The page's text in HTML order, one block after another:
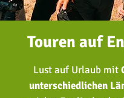
Touren auf
Lust auf Urlaub mit
unterschiedlichen